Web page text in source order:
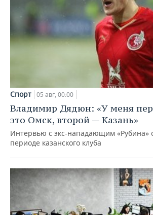
Спорт 05 авг, 00:00
Владимир Дядюн: «У меня
это Омск, второй — Казань»
Интервью с экс-нападающим «Рубина»
периоде казанского клуба